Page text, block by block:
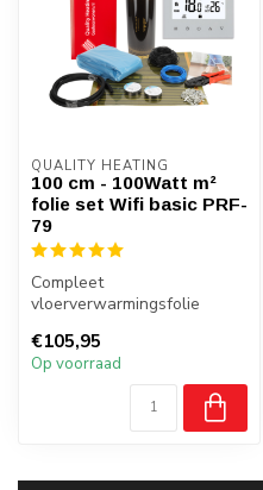
QUALITY HEATING
100 cm - 100Watt m²
folie set Wifi basic PRF-
79
Compleet
vloerverwarmingsfolie
Deze set is geschikt ...
€105,95
Op voorraad